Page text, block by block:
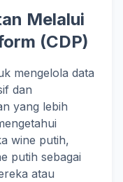
Melalui
(CDP)
mengelola data
dan
yang lebih
wine putih,
putih sebagai
atau